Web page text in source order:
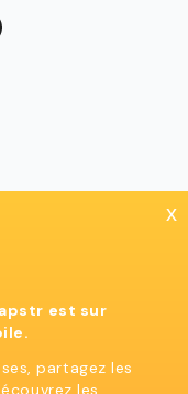
x
est sur
partagez les
les